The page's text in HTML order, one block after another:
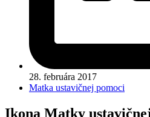
28. februára 2017
Matka ustavičnej pomoci
Ikona Matky